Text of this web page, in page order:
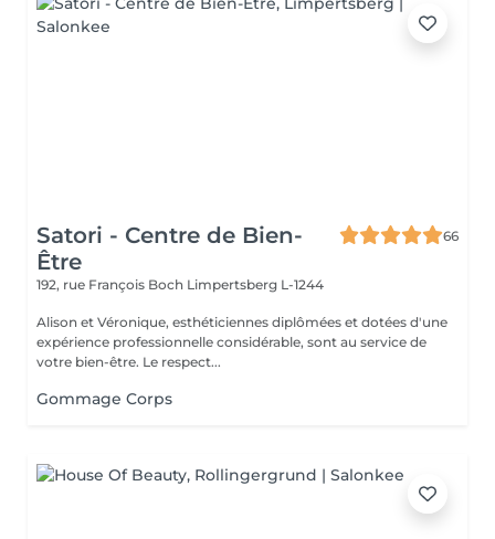
Satori - Centre de Bien-
Être
66
192, rue François Boch Limpertsberg L-1244
Alison et Véronique, esthéticiennes diplômées et dotées d'une
expérience professionnelle considérable, sont au service de
votre bien-être. Le respect...
Gommage Corps